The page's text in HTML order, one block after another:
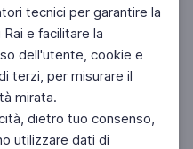
tecnici per garantire la
e facilitare la
dell'utente, cookie e
terzi, per misurare il
mirata.
dietro tuo consenso,
utilizzare dati di